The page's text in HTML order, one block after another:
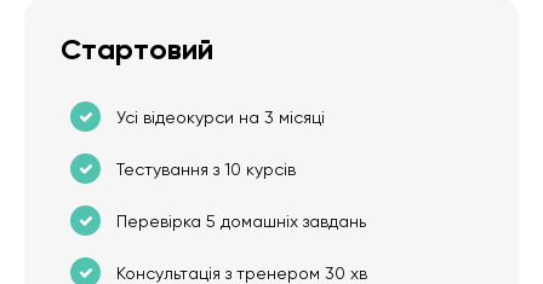
Стартовий
Усі відеокурси на 3 місяці
Тестування з 10 курсів
Перевірка 5 домашніх завдань
Консультація з тренером 30 хв